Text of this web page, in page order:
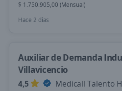
$ 1.750.905,00 (Mensual)
Hace 2 días
Auxiliar de Demanda
Villavicencio
4,5
Medicall Talento